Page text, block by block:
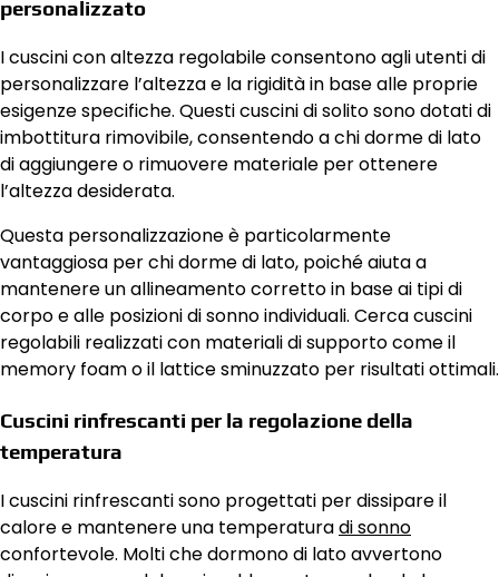
personalizzato
I cuscini con altezza regolabile consentono agli utenti di
personalizzare l’altezza e la rigidità in base alle proprie
esigenze specifiche. Questi cuscini di solito sono dotati di
imbottitura rimovibile, consentendo a chi dorme di lato
di aggiungere o rimuovere materiale per ottenere
l’altezza desiderata.
Questa personalizzazione è particolarmente
vantaggiosa per chi dorme di lato, poiché aiuta a
mantenere un allineamento corretto in base ai tipi di
corpo e alle posizioni di sonno individuali. Cerca cuscini
regolabili realizzati con materiali di supporto come il
memory foam o il lattice sminuzzato per risultati ottimali.
Cuscini rinfrescanti per la regolazione della
temperatura
I cuscini rinfrescanti sono progettati per dissipare il
calore e mantenere una temperaturadi sonno
confortevole. Molti che dormono di lato avvertono